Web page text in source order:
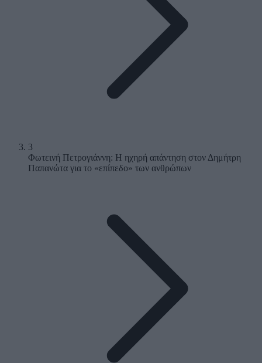
3
Φωτεινή Πετρογιάννη: Η ηχηρή απάντηση στον Δημήτρη
Παπανώτα για το «επίπεδο» των ανθρώπων